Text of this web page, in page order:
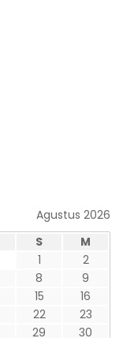
Agustus 2026
S
M
1
2
8
9
15
16
22
23
29 30